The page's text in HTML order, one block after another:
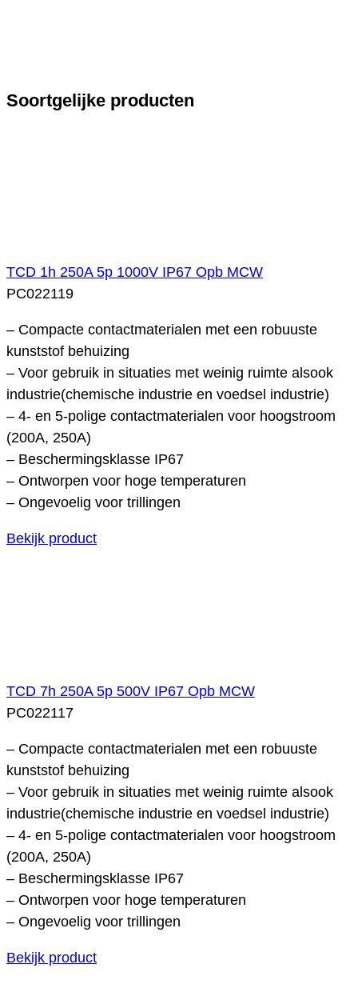
Soortgelijke producten
TCD 1h 250A 5p 1000V IP67 Opb MCW
PC022119
– Compacte contactmaterialen met een robuuste
kunststof behuizing
– Voor gebruik in situaties met weinig ruimte alsook
industrie(chemische industrie en voedsel industrie)
– 4- en 5-polige contactmaterialen voor hoogstroom
(200A, 250A)
– Beschermingsklasse IP67
– Ontworpen voor hoge temperaturen
– Ongevoelig voor trillingen
Bekijk product
TCD 7h 250A 5p 500V IP67 Opb MCW
PC022117
– Compacte contactmaterialen met een robuuste
kunststof behuizing
– Voor gebruik in situaties met weinig ruimte alsook
industrie(chemische industrie en voedsel industrie)
– 4- en 5-polige contactmaterialen voor hoogstroom
(200A, 250A)
– Beschermingsklasse IP67
– Ontworpen voor hoge temperaturen
– Ongevoelig voor trillingen
Bekijk product